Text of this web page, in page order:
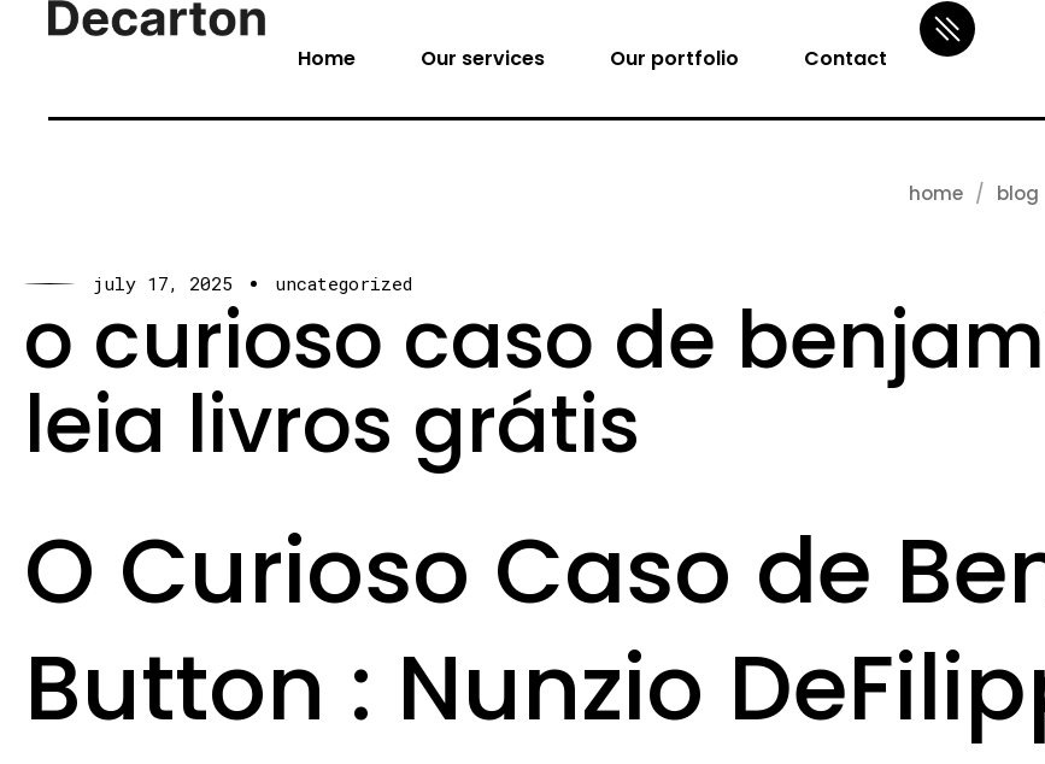
Home Our services Our portfolio Contact
home blog
july 17, 2025 uncategorized
o curioso caso de
leia livros grátis
O Curioso Caso de
Button : Nunzio